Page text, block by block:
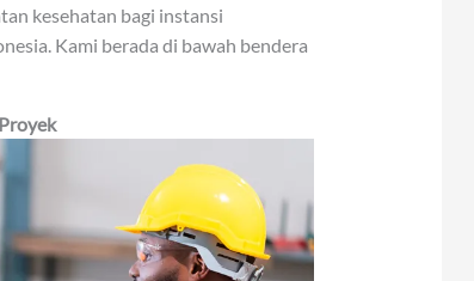
kesehatan bagi instansi
Kami berada di bawah bendera